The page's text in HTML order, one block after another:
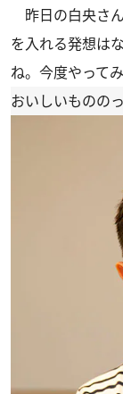
昨日の白央さ
を入れる発想は
ね。今度やってみ
おいしいものの